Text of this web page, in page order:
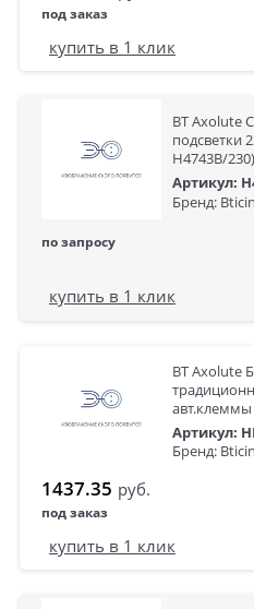
под заказ
купить в 1 клик
BT Axolute
подсветки
H4743B/230)
Артикул:
Бренд:
по запросу
купить в 1 клик
BT Axolute
авт.клеммы
Артикул:
Бренд:
1437.35 руб.
под заказ
купить в 1 клик